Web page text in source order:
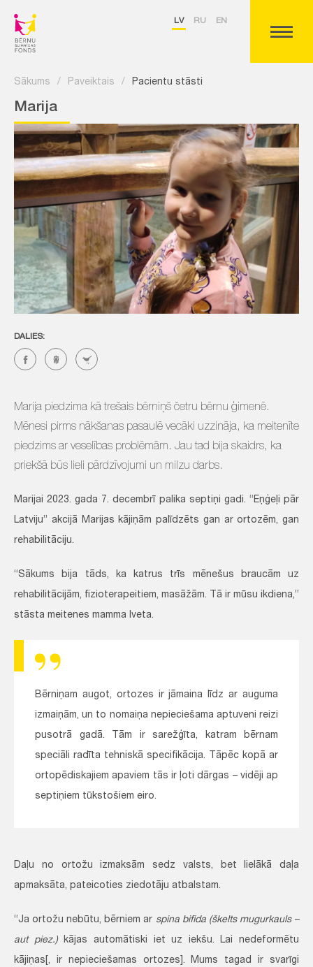
LV RU EN
Sākums / Paveiktais / Pacientu stāsti
Marija
DALIES:
Marija piedzima kā trešais bērniņš četru bērnu ģimenē.
Mēnesi pirms nākšanas pasaulē vecāki uzzināja, ka meitenīte
piedzims ar veselības problēmām. Jau tad bija skaidrs, ka
priekšā būs lieli pārdzīvojumi un milzu darbs.
Marijai 2023. gada 7. decembrī palika septiņi gadi. “Eņģeļi pār
Latviju” akcijā Marijas kājiņām palīdzēts gan ar ortozēm, gan
rehabilitāciju.
“Sākums bija tāds, ka katrus trīs mēnešus braucām uz
rehabilitācijām, fizioterapeitiem, masāžām. Tā ir mūsu ikdiena,”
stāsta meitenes mamma Iveta.
Bērniņam augot, ortozes ir jāmaina līdz ar auguma
izmaiņām, un to nomaiņa nepieciešama aptuveni reizi
pusotrā gadā. Tām ir sarežģīta, katram bērnam
speciāli radīta tehniskā specifikācija. Tāpēc kopā ar
ortopēdiskajiem apaviem tās ir ļoti dārgas – vidēji ap
septiņiem tūkstošiem eiro.
Daļu no ortožu izmaksām sedz valsts, bet lielākā daļa
apmaksāta, pateicoties ziedotāju atbalstam.
“Ja ortožu nebūtu, bērniem ar spina bifida (škelts mugurkauls –
aut piez.)kājas automātiski iet uz iekšu. Lai nedeformētu
kājiņas[, ir nepieciešamas ortozes]. Mums tagad ir svarīgi